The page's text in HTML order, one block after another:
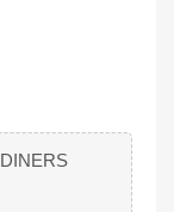
DINERS